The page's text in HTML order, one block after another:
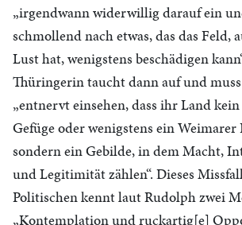
„irgendwann widerwillig darauf ein
schmollend nach etwas, das das Feld,
Lust hat, wenigstens beschädigen
Thüringerin taucht dann auf und
„entnervt einsehen, dass ihr Land
Gefüge oder wenigstens ein
sondern ein Gebilde, in dem Macht,
und Legitimität zählen“. Dieses
Politischen kennt laut Rudolph zwei
„Kontemplation und ruckartig[e]